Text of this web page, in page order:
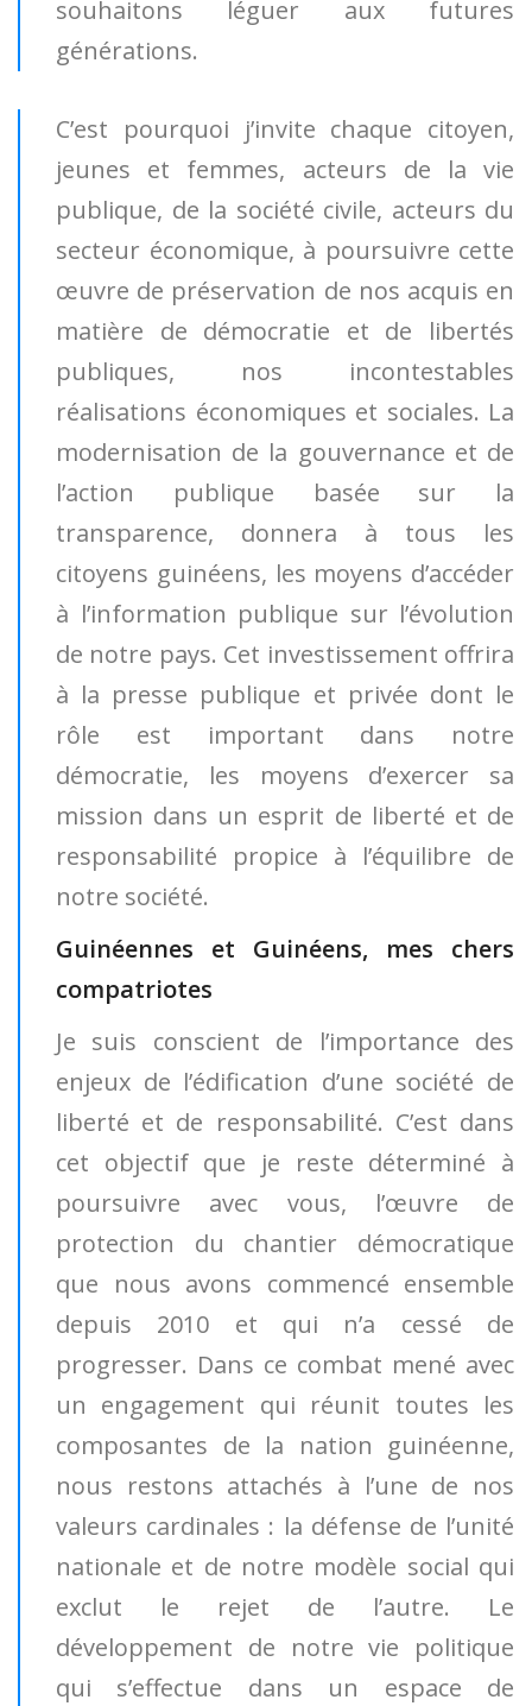
souhaitons léguer aux futures
générations.
C’est pourquoi j’invite chaque citoyen,
jeunes et femmes, acteurs de la vie
publique, de la société civile, acteurs du
secteur économique, à poursuivre cette
œuvre de préservation de nos acquis en
matière de démocratie et de libertés
publiques, nos incontestables
réalisations économiques et sociales. La
modernisation de la gouvernance et de
l’action publique basée sur la
transparence, donnera à tous les
citoyens guinéens, les moyens d’accéder
à l’information publique sur l’évolution
de notre pays. Cet investissement offrira
à la presse publique et privée dont le
rôle est important dans notre
démocratie, les moyens d’exercer sa
mission dans un esprit de liberté et de
responsabilité propice à l’équilibre de
notre société.
Guinéennes et Guinéens, mes chers
compatriotes
Je suis conscient de l’importance des
enjeux de l’édification d’une société de
liberté et de responsabilité. C’est dans
cet objectif que je reste déterminé à
poursuivre avec vous, l’œuvre de
protection du chantier démocratique
que nous avons commencé ensemble
depuis 2010 et qui n’a cessé de
progresser. Dans ce combat mené avec
un engagement qui réunit toutes les
composantes de la nation guinéenne,
nous restons attachés à l’une de nos
valeurs cardinales : la défense de l’unité
nationale et de notre modèle social qui
exclut le rejet de l’autre. Le
développement de notre vie politique
qui s’effectue dans un espace de